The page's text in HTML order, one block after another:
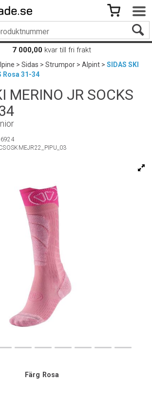
7 000,00 kvar till fri frakt
>Sidas>Strumpor>Alpint>SIDAS SKI
Rosa 31-34
MERINO JR SOCKS
Färg Rosa